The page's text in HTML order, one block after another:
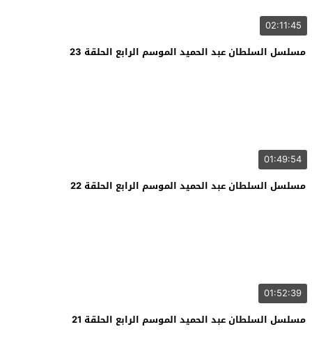
02:11:45
مسلسل السلطان عبد الحميد الموسم الرابع الحلقة 23
01:49:54
مسلسل السلطان عبد الحميد الموسم الرابع الحلقة 22
01:52:39
مسلسل السلطان عبد الحميد الموسم الرابع الحلقة 21